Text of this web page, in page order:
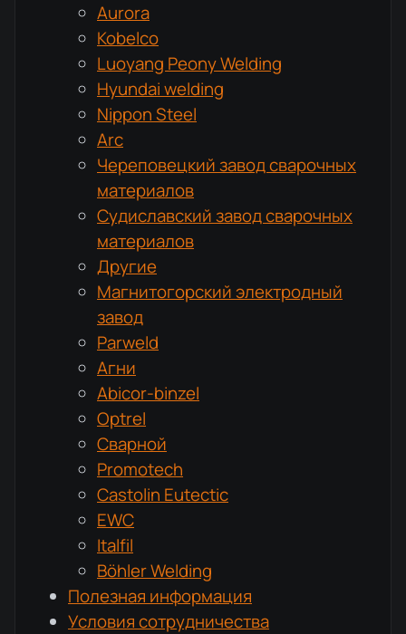
Aurora
Kobelco
Luoyang Peony Welding
Hyundai welding
Nippon Steel
Arc
Череповецкий завод сварочных
материалов
Судиславский завод сварочных
материалов
Другие
Магнитогорский электродный
завод
Parweld
Агни
Abicor-binzel
Optrel
Сварной
Promotech
Castolin Eutectic
EWC
Italfil
Böhler Welding
Полезная информация
Условия сотрудничества